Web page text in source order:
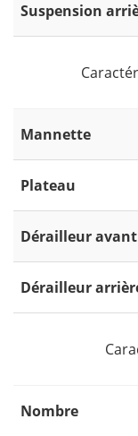
Suspension
Mannette
Plateau
Dérailleur avant
Dérailleur
Nombre